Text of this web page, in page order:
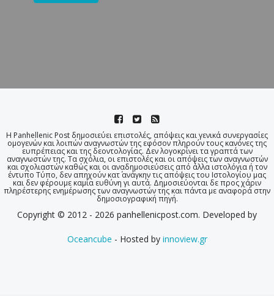
Η Panhellenic Post δημοσιεύει επιστολές, απόψεις και γενικά συνεργασίες
ομογενών και λοιπών αναγνωστών της εφόσον πληρούν τους κανόνες της
ευπρέπειας και της δεοντολογίας. Δεν λογοκρίνει τα γραπτά των
αναγνωστών της. Τα σχόλια, οι επιστολές και οι απόψεις των αναγνωστών
και σχολιαστών καθώς και οι αναδημοσιεύσεις από άλλα ιστολόγια ή τον
έντυπο Τύπο, δεν απηχούν κατ΄ ανάγκην τις απόψεις του Ιστολογίου μας
και δεν φέρουμε καμία ευθύνη γι αυτά. Δημοσιεύονται δε προς χάριν
πληρέστερης ενημέρωσης των αναγνωστών της και πάντα με αναφορά στην
δημοσιογραφική πηγή.
Copyright © 2012 - 2026 panhellenicpost.com. Developed by
Oceancube - Hosted by innoview.gr